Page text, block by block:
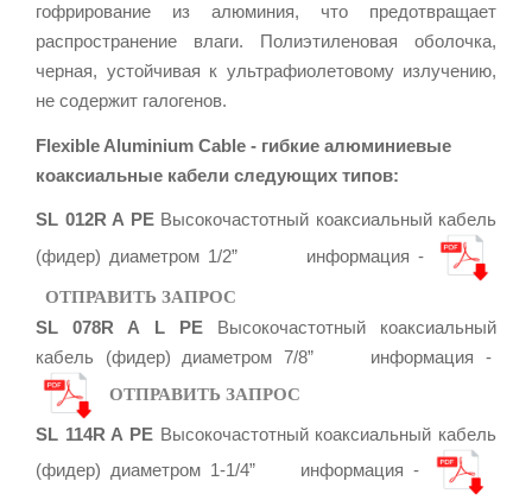
гофрирование из алюминия, что предотвращает
распространение влаги. Полиэтиленовая оболочка,
черная, устойчивая к ультрафиолетовому излучению,
не содержит галогенов.
Flexible Aluminium Cable - гибкие алюминиевые
коаксиальные кабели следующих типов:
SL 012R A PEВысокочастотный коаксиальный кабель
(фидер) диаметром 1/2” информация -
ОТПРАВИТЬ ЗАПРОС
SL 078R A L PEВысокочастотный коаксиальный
кабель (фидер) диаметром 7/8” информация -
ОТПРАВИТЬ ЗАПРОС
SL 114R A PE Высокочастотный коаксиальный кабель
(фидер) диаметром 1-1/4” информация -